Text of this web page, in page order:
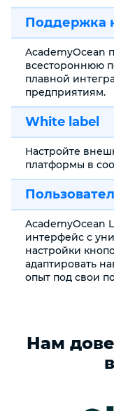
Поддержка
AcademyOcean
всестороннюю
плавной
предприятиям.
White label
Настройте
платформы в
AcademyOcean
интерфейс с
настройки
адаптировать
опыт под свои
Нам